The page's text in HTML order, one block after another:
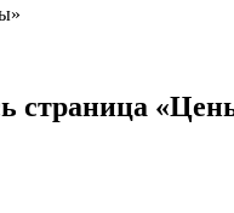
страница